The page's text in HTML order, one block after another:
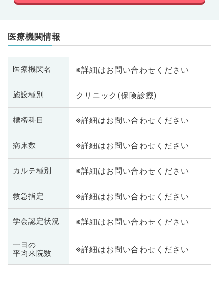
医療機関情報
医療機関名 ※詳細はお問い合わせください
施設種別 クリニック(保険診療)
標榜科目 ※詳細はお問い合わせください
病床数 ※詳細はお問い合わせください
カルテ種別 ※詳細はお問い合わせください
救急指定 ※詳細はお問い合わせください
学会認定状況 ※詳細はお問い合わせください
一日の
平均来院数
※詳細はお問い合わせください